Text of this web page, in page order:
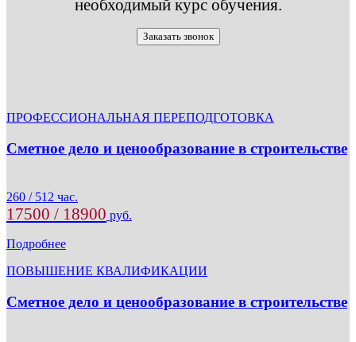
необходимый курс обучения.
Заказать звонок
ПРОФЕССИОНАЛЬНАЯ ПЕРЕПОДГОТОВКА
Сметное дело и ценообразование в строительстве
260 / 512 час.
17500 / 18900 руб.
Подробнее
ПОВЫШЕНИЕ КВАЛИФИКАЦИИ
Сметное дело и ценообразование в строительстве